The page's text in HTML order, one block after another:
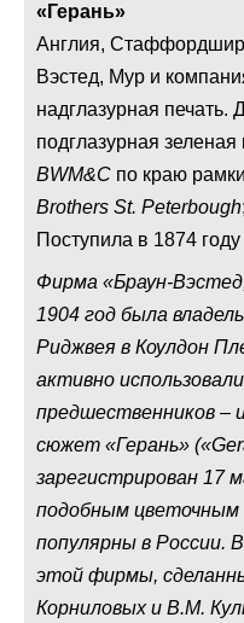
«Герань»
Англия,
Вэстед, Мур и
надглазурная
подглазурная
BWM&C по краю
Brothers St. Peterbough
Поступила в 1874
Фирма «Браун-
1904 год была
Риджвея в Коулдон
активно
предшественников –
сюжет «Герань»
зарегистрирован 17
подобным цветочным
популярны в России.
этой фирмы,
Корниловых и В.М.